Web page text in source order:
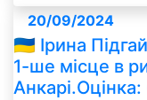
20/09/2024
🇺🇦 Ірина
1-ше місце в